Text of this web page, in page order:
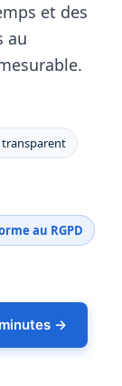
et des
au
transparent
au RGPD
→